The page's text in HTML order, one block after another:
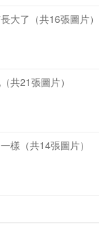
大了（共16張圖片）
共21張圖片）
樣（共14張圖片）